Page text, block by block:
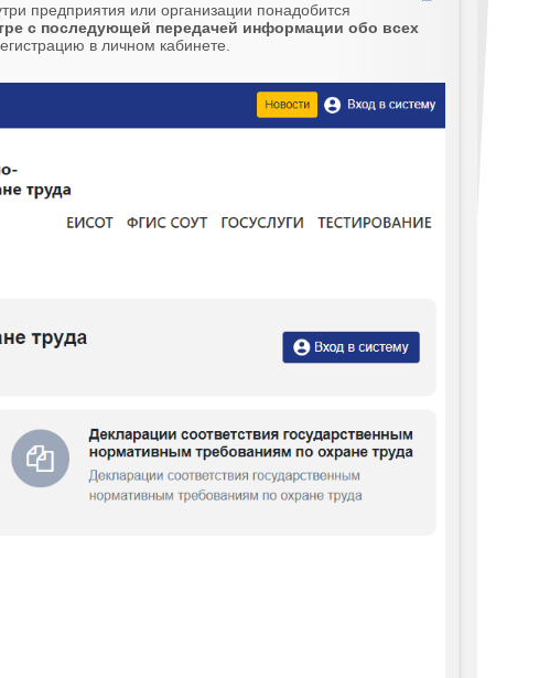
предприятия или организации понадобится
с последующей передачей информации обо всех
в личном кабинете.